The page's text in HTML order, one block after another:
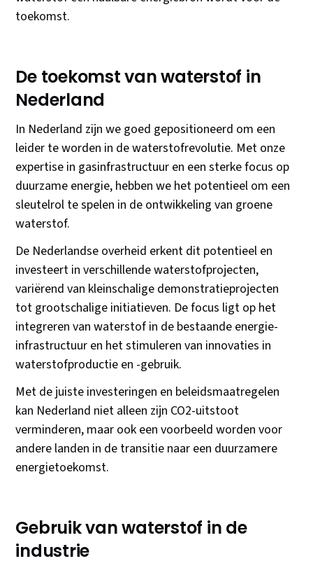
toekomst.
De toekomst van waterstof in
Nederland
In Nederland zijn we goed gepositioneerd om een
leider te worden in de waterstofrevolutie. Met onze
expertise in gasinfrastructuur en een sterke focus op
duurzame energie, hebben we het potentieel om een
sleutelrol te spelen in de ontwikkeling van groene
waterstof.
De Nederlandse overheid erkent dit potentieel en
investeert in verschillende waterstofprojecten,
variërend van kleinschalige demonstratieprojecten
tot grootschalige initiatieven. De focus ligt op het
integreren van waterstof in de bestaande energie-
infrastructuur en het stimuleren van innovaties in
waterstofproductie en -gebruik.
Met de juiste investeringen en beleidsmaatregelen
kan Nederland niet alleen zijn CO2-uitstoot
verminderen, maar ook een voorbeeld worden voor
andere landen in de transitie naar een duurzamere
energietoekomst.
Gebruik van waterstof in de
industrie